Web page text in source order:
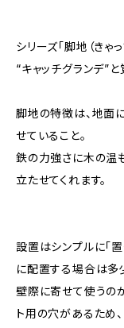
シリーズ「脚地（きゃ
“キャッチグランデ”と
脚地の特徴は、地面
せていること。
鉄の力強さに木の温
立たせてくれます。
設置はシンプルに「
に配置する場合は多
壁際に寄せて使うの
ト用の穴があるため